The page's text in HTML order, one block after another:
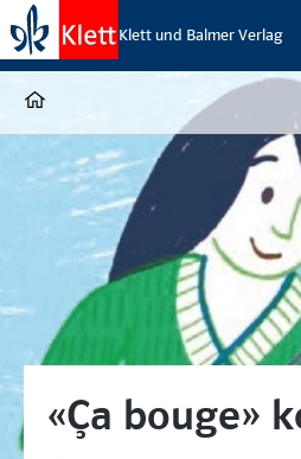
Klett und Balmer Verlag
«Ça bouge»